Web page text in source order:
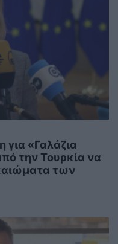
για «Γαλάζια
την Τουρκία να
των